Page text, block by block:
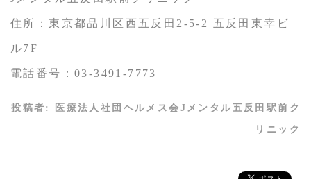
住所：東京都品川区西五反田2-5-2 五反田東幸ビ
ル7F
電話番号：03-3491-7773
投稿者: 医療法人社団ヘルメス会Jメンタル五反田駅前ク
リニック